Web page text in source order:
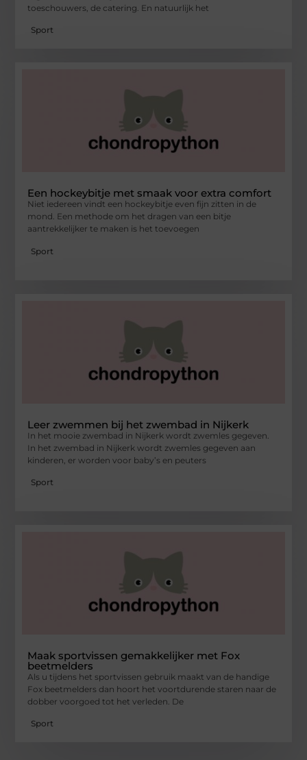
toeschouwers, de catering. En natuurlijk het
Sport
Een hockeybitje met smaak voor extra comfort
Niet iedereen vindt een hockeybitje even fijn zitten in de
mond. Een methode om het dragen van een bitje
aantrekkelijker te maken is het toevoegen
Sport
Leer zwemmen bij het zwembad in Nijkerk
In het mooie zwembad in Nijkerk wordt zwemles gegeven.
In het zwembad in Nijkerk wordt zwemles gegeven aan
kinderen, er worden voor baby’s en peuters
Sport
Maak sportvissen gemakkelijker met Fox
beetmelders
Als u tijdens het sportvissen gebruik maakt van de handige
Fox beetmelders dan hoort het voortdurende staren naar de
dobber voorgoed tot het verleden. De
Sport